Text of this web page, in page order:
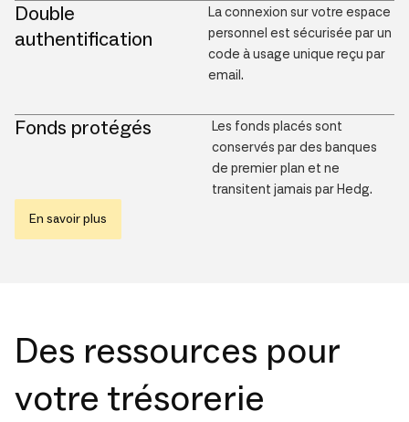
Double
authentification
La connexion sur votre espace
personnel est sécurisée par un
code à usage unique reçu par
email.
Fonds protégés
Les fonds placés sont
conservés par des banques
de premier plan et ne
transitent jamais par Hedg.
En savoir plus
Des ressources pour
votre trésorerie